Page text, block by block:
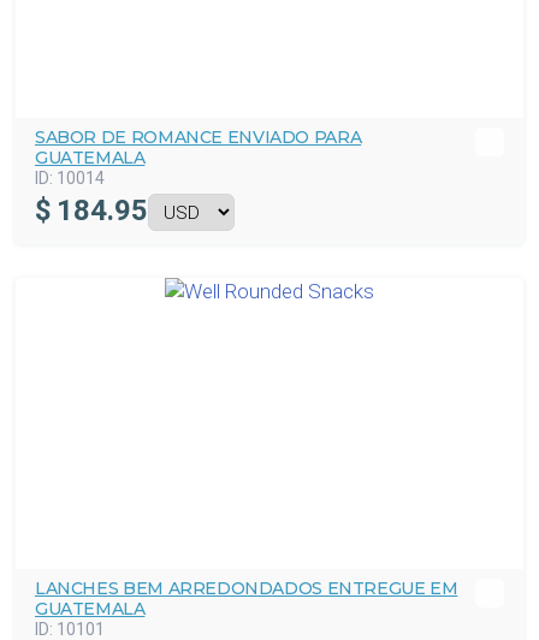
SABOR DE ROMANCE ENVIADO PARA
GUATEMALA
ID: 10014
$ 184.95
LANCHES BEM ARREDONDADOS ENTREGUE EM
GUATEMALA
ID: 10101